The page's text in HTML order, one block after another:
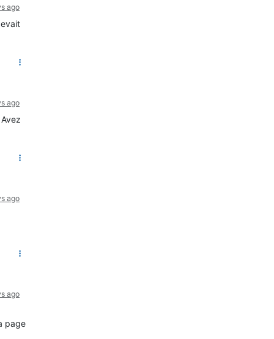
ago
ago
ago
ago
page